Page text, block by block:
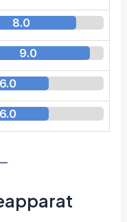
8.0
9.0
6.0
6.0